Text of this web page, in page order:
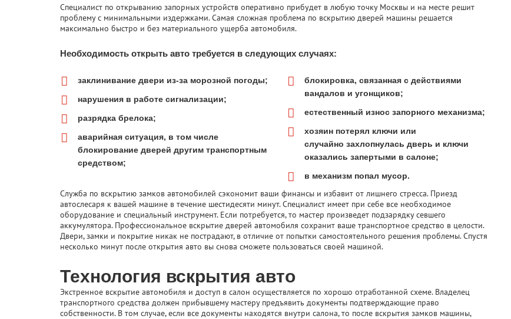
Специалист по открыванию запорных устройств оперативно прибудет в любую точку Москвы и на месте решит
проблему с минимальными издержками. Самая сложная проблема по вскрытию дверей машины решается
максимально быстро и без материального ущерба автомобиля.
Необходимость открыть авто требуется в следующих случаях:
заклинивание двери из-за морозной погоды;
нарушения в работе сигнализации;
разрядка брелока;
аварийная ситуация, в том числе
блокирование дверей другим транспортным
средством;
блокировка, связанная с действиями
вандалов и угонщиков;
естественный износ запорного механизма;
хозяин потерял ключи или
случайно захлопнулась дверь и ключи
оказались запертыми в салоне;
в механизм попал мусор.
Служба по вскрытию замков автомобилей сэкономит ваши финансы и избавит от лишнего стресса. Приезд
автослесаря к вашей машине в течение шестидесяти минут. Специалист имеет при себе все необходимое
оборудование и специальный инструмент. Если потребуется, то мастер произведет подзарядку севшего
аккумулятора. Профессиональное вскрытие дверей автомобиля сохранит ваше транспортное средство в целости.
Двери, замки и покрытие никак не пострадают, в отличие от попытки самостоятельного решения проблемы. Спустя
несколько минут после открытия авто вы снова сможете пользоваться своей машиной.
Технология вскрытия авто
Экстренное вскрытие автомобиля и доступ в салон осуществляется по хорошо отработанной схеме. Владелец
транспортного средства должен прибывшему мастеру предъявить документы подтверждающие право
собственности. В том случае, если все документы находятся внутри салона, то после вскрытия замков машины,